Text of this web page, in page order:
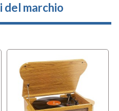
del marchio
OFFERTA